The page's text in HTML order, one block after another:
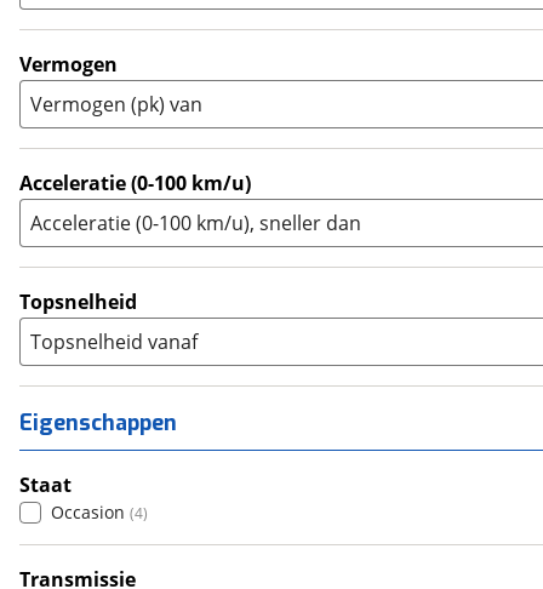
Touring Enduro
Trike (0)
Zijspan 0)
Vermogen
Vermogen (pk) van
Acceleratie (0-100 km/u)
Acceleratie (0-100 km/u), sneller dan
Topsnelheid
Topsnelheid vanaf
Eigenschappen
Staat
Occasion (4)
Transmissie